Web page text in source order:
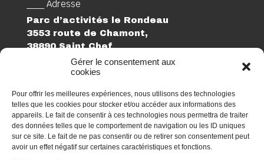
Gérer le consentement aux
cookies
Pour offrir les meilleures expériences, nous utilisons des technologies
telles que les cookies pour stocker et/ou accéder aux informations des
appareils. Le fait de consentir à ces technologies nous permettra de traiter
des données telles que le comportement de navigation ou les ID uniques
sur ce site. Le fait de ne pas consentir ou de retirer son consentement peut
avoir un effet négatif sur certaines caractéristiques et fonctions.
___ Adresse
Parc d’activités le Rondeau
3553 route de Chamont,
38890 Saint Chef
___ Suivez-nous
Linkedin
___ Téléphone
04 74 27 74 02
___ Email